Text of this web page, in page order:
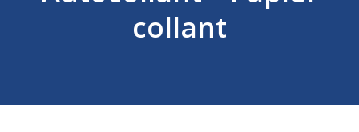
collant